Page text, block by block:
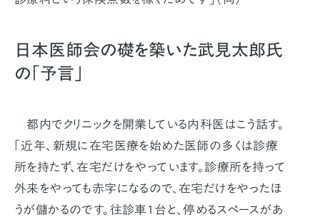
日本医師会の礎を築いた武見太郎氏
の「予言」
都内でクリニックを開業している内科医はこう話す。
「近年、新規に在宅医療を始めた医師の多くは診療
所を持たず、在宅だけをやっています。診療所を持って
外来をやっても赤字になるので、在宅だけをやったほ
うが儲かるのです。往診車1台と、停めるスペースがあ